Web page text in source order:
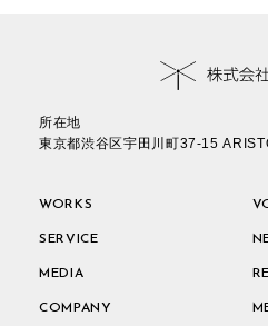
所在地
東京都渋谷区宇田川町37-15
WORKS
SERVICE
MEDIA
COMPANY